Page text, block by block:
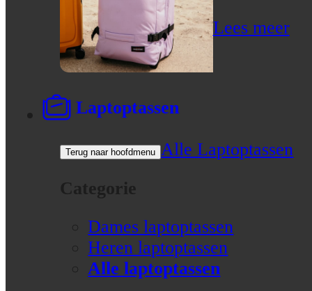
Lees meer
Laptoptassen
Terug naar hoofdmenu Alle Laptoptassen
Categorie
Dames laptoptassen
Heren laptoptassen
Alle laptoptassen